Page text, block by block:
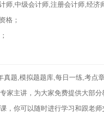
师,中级会计师,注册会计师,经济
格；
真题,模拟题题库,每日一练,考点
家主讲，为大家免费提供大部分
，你可以随时进行学习和跟老师